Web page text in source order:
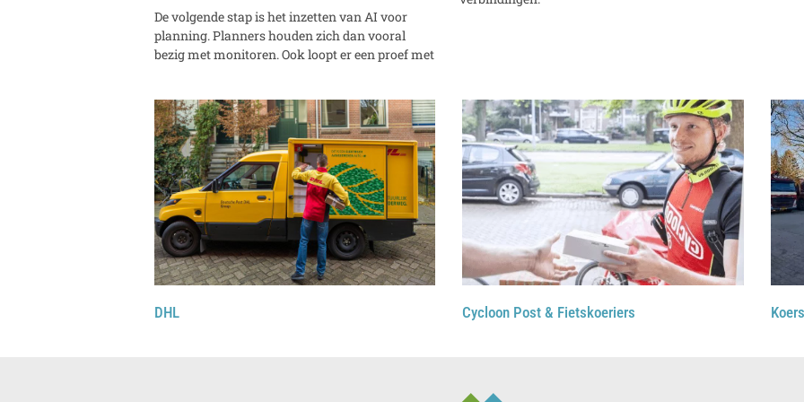
De volgende stap is het inzetten van AI voor
planning. Planners houden zich dan vooral
bezig met monitoren. Ook loopt er een proef met
DHL Cycloon Post & Fietskoeriers Koers